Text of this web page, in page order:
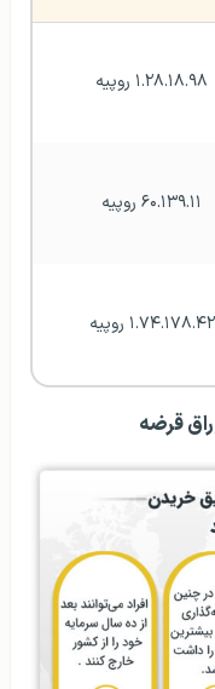
۱.۲۸.۱۸.۹۸ روپیه
۶۰.۱۳۹.۱۱ روپیه
۱.۷۴.۱۷۸.۴۲ روپیه
قرضه